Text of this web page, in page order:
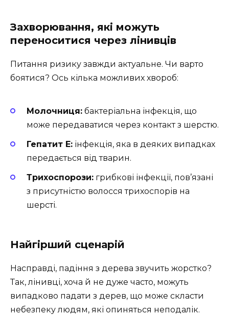
Захворювання, які можуть
переноситися через лінивців
Питання ризику завжди актуальне. Чи варто
боятися? Ось кілька можливих хвороб:
Молочниця: бактеріальна інфекція, що
може передаватися через контакт з шерстю.
Гепатит E: інфекція, яка в деяких випадках
передається від тварин.
Трихоспорози: грибкові інфекції, пов’язані
з присутністю волосся трихоспорів на
шерсті.
Найгірший сценарій
Насправді, падіння з дерева звучить жорстко?
Так, лінивці, хоча й не дуже часто, можуть
випадково падати з дерев, що може скласти
небезпеку людям, які опиняться неподалік.